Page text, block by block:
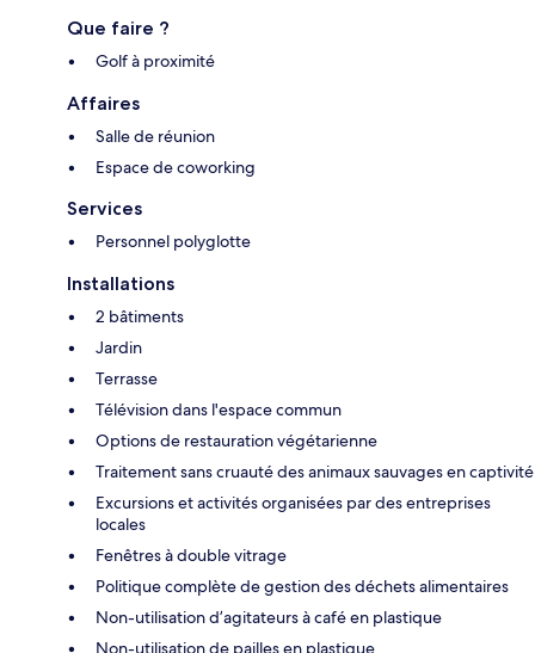
Que faire ?
Golf à proximité
Affaires
Salle de réunion
Espace de coworking
Services
Personnel polyglotte
Installations
2 bâtiments
Jardin
Terrasse
Télévision dans l'espace commun
Options de restauration végétarienne
Traitement sans cruauté des animaux sauvages en captivité
Excursions et activités organisées par des entreprises
locales
Fenêtres à double vitrage
Politique complète de gestion des déchets alimentaires
Non-utilisation d’agitateurs à café en plastique
Non-utilisation de pailles en plastique